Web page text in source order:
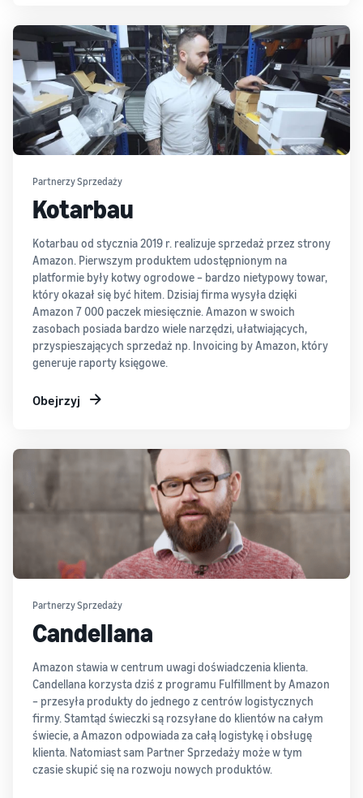
Partnerzy Sprzedaży
Kotarbau
Kotarbau od stycznia 2019 r. realizuje sprzedaż przez strony
Amazon. Pierwszym produktem udostępnionym na
platformie były kotwy ogrodowe – bardzo nietypowy towar,
który okazał się być hitem. Dzisiaj firma wysyła dzięki
Amazon 7 000 paczek miesięcznie. Amazon w swoich
zasobach posiada bardzo wiele narzędzi, ułatwiających,
przyspieszających sprzedaż np. Invoicing by Amazon, który
generuje raporty księgowe.
Obejrzyj
Partnerzy Sprzedaży
Candellana
Amazon stawia w centrum uwagi doświadczenia klienta.
Candellana korzysta dziś z programu Fulfillment by Amazon
– przesyła produkty do jednego z centrów logistycznych
firmy. Stamtąd świeczki są rozsyłane do klientów na całym
świecie, a Amazon odpowiada za całą logistykę i obsługę
klienta. Natomiast sam Partner Sprzedaży może w tym
czasie skupić się na rozwoju nowych produktów.